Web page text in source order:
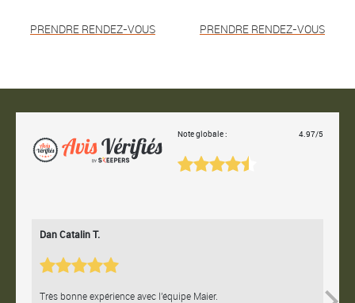
PRENDRE RENDEZ-VOUS PRENDRE RENDEZ-VOUS
Note globale : 4.97/5
Dan Catalin T.
Très bonne expérience avec l'équipe Maier.